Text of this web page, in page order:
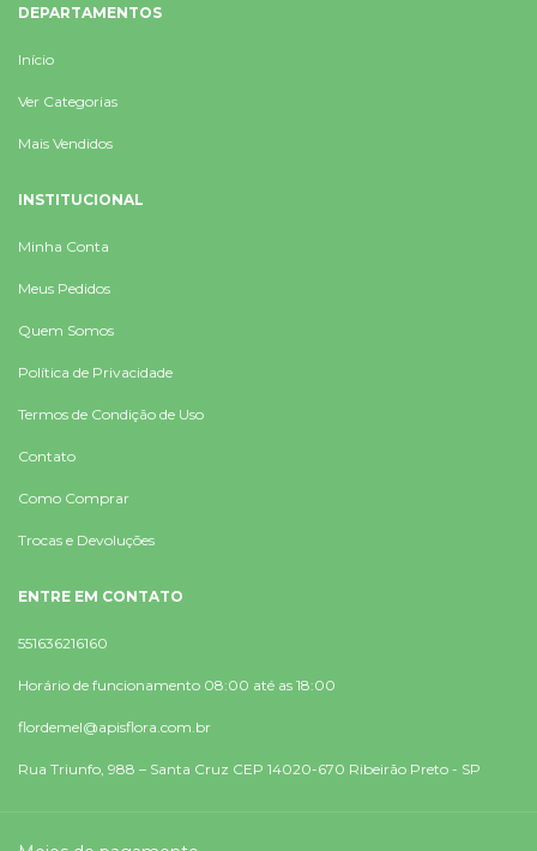
DEPARTAMENTOS
Início
Ver Categorias
Mais Vendidos
INSTITUCIONAL
Minha Conta
Meus Pedidos
Quem Somos
Política de Privacidade
Termos de Condição de Uso
Contato
Como Comprar
Trocas e Devoluções
ENTRE EM CONTATO
551636216160
Horário de funcionamento 08:00 até as 18:00
flordemel@apisflora.com.br
Rua Triunfo, 988 – Santa Cruz CEP 14020-670 Ribeirão Preto - SP